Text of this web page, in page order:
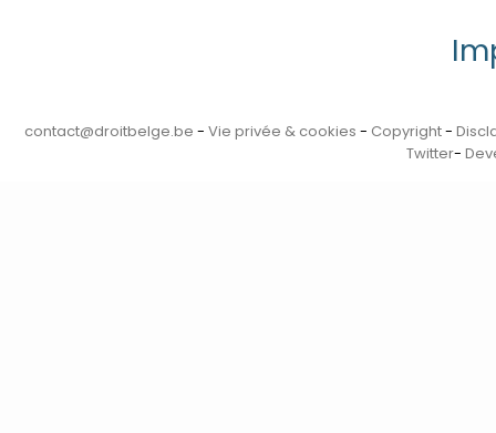
contact@droitbelge.be - Vie privée & cookies - Copyright-
Twitter-